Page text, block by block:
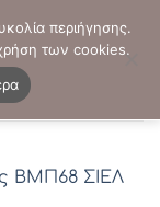
- 2103821941
περιήγησης.
των cookies.